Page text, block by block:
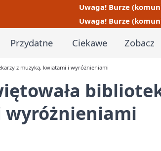
Uwaga! Burze
Uwaga! Burze
Przydatne Ciekawe Zobacz
z muzyką, kwiatami i wyróżnieniami